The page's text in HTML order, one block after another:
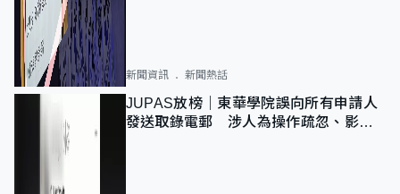
新聞資訊 新聞熱話
JUPAS放榜｜東華學院誤向所有申請人
發送取錄電郵 涉人為操作疏忽、影響